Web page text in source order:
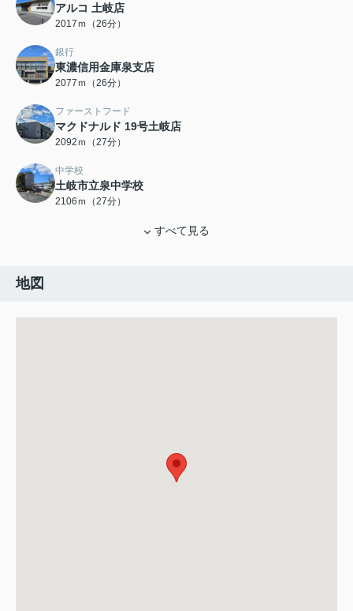
アルコ 土岐店
2017ｍ（26分）
銀行
東濃信用金庫泉支店
2077ｍ（26分）
ファーストフード
マクドナルド 19号土岐店
2092ｍ（27分）
中学校
土岐市立泉中学校
2106ｍ（27分）
すべて見る
地図